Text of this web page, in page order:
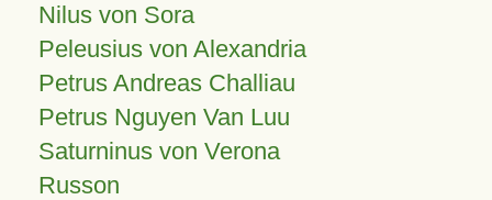
Nilus von Sora
Peleusius von Alexandria
Petrus Andreas Challiau
Petrus Nguyen Van Luu
Saturninus von Verona
Russon